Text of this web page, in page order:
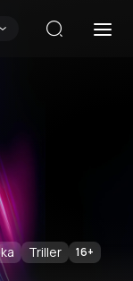
Triller 16+